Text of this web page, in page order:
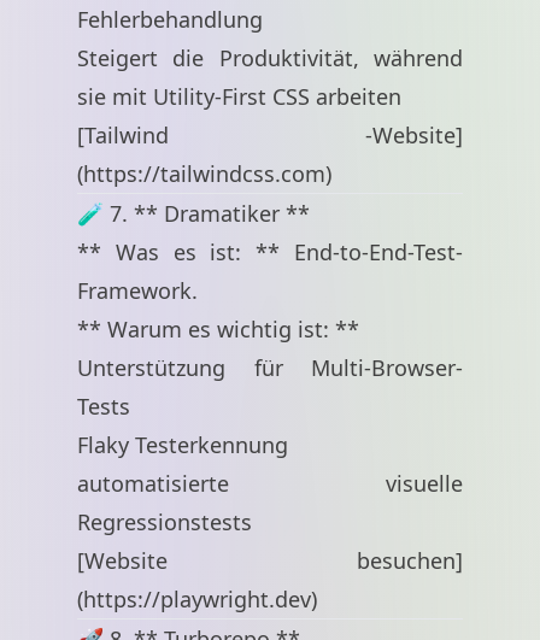
Fehlerbehandlung
Steigert die Produktivität, während
sie mit Utility-First CSS arbeiten
[Tailwind -Website]
(https://tailwindcss.com)
🧪 7. ** Dramatiker **
** Was es ist: ** End-to-End-Test-
Framework.
** Warum es wichtig ist: **
Unterstützung für Multi-Browser-
Tests
Flaky Testerkennung
automatisierte visuelle
Regressionstests
[Website besuchen]
(https://playwright.dev)